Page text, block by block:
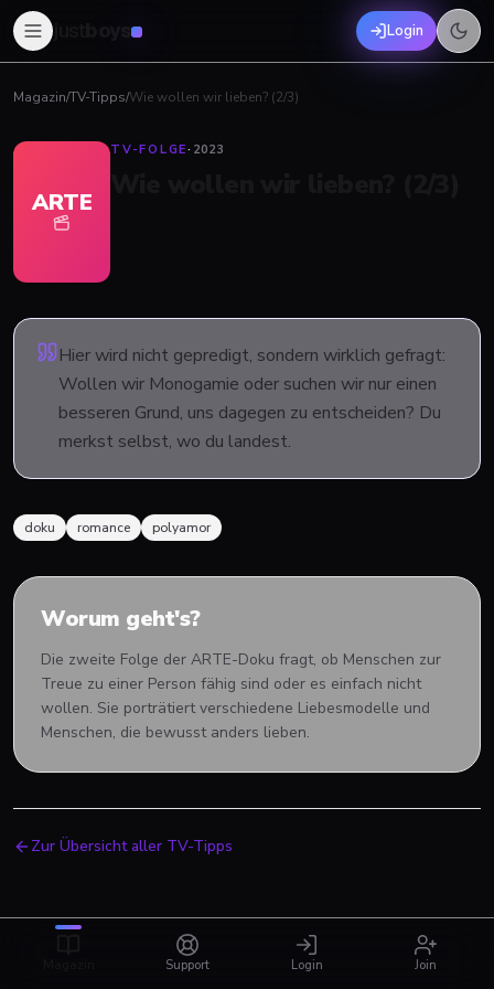
boys Login
Magazin/TV-Tipps/Wie wollen wir lieben? (2/3)
ARTE
TV-FOLGE· 2023
Hier wird nicht gepredigt, sondern wirklich gefragt:
Wollen wir Monogamie oder suchen wir nur einen
besseren Grund, uns dagegen zu entscheiden? Du
merkst selbst, wo du landest.
doku romance polyamor
Worum geht's?
Die zweite Folge der ARTE-Doku fragt, ob Menschen zur
Treue zu einer Person fähig sind oder es einfach nicht
wollen. Sie porträtiert verschiedene Liebesmodelle und
Menschen, die bewusst anders lieben.
Zur Übersicht aller TV-Tipps
Support Login Join